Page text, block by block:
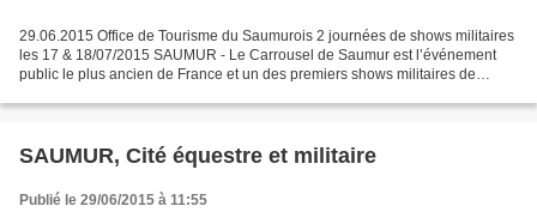
29.06.2015 Office de Tourisme du Saumurois 2 journées de shows militaires
les 17 & 18/07/2015 SAUMUR - Le Carrousel de Saumur est l’événement
public le plus ancien de France et un des premiers shows militaires de
SAUMUR, Cité équestre et militaire
Publié le 29/06/2015 à 11:55